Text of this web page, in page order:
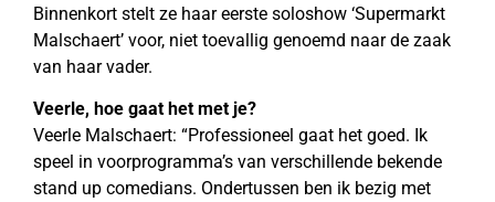
Binnenkort stelt ze haar eerste soloshow ‘Supermarkt
Malschaert’ voor, niet toevallig genoemd naar de zaak
van haar vader.
Veerle, hoe gaat het met je?
Veerle Malschaert: “Professioneel gaat het goed. Ik
speel in voorprogramma’s van verschillende bekende
stand up comedians. Ondertussen ben ik bezig met